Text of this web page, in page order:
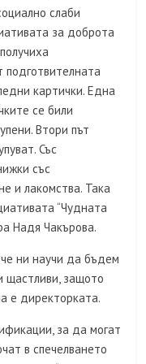
слаби
за доброта
подготвителната
картички. Една
се били
Втори път
Със
със
и лакомства. Така
“Чудната
Надя Чакърова.
ни научи да бъдем
щастливи, защото
е директорката.
за да могат
в спечелването